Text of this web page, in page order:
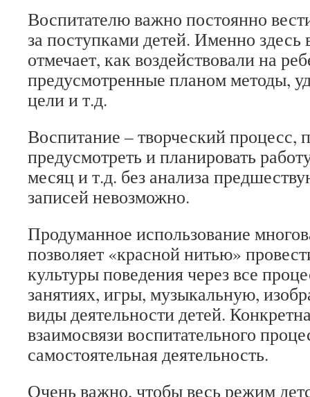
Воспитателю важно постоянно
за поступками детей. Именно здесь
отмечает, как воздействовали на
предусмотренные планом методы,
цели и т.д.
Воспитание – творческий процесс,
предусмотреть и планировать
месяц и т.д. без анализа
записей невозможно.
Продуманное использование
позволяет «красной нитью»
культуры поведения через все
занятиях, игры, музыкальную,
виды деятельности детей.
взаимосвязи воспитательного
самостоятельная деятельность.
Очень важно, чтобы весь режим